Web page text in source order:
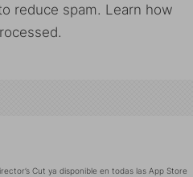
reduce spam. Learn how
Cut ya disponible en todas las App Store